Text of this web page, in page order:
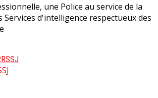
une Police au service de la
d'intelligence respectueux des